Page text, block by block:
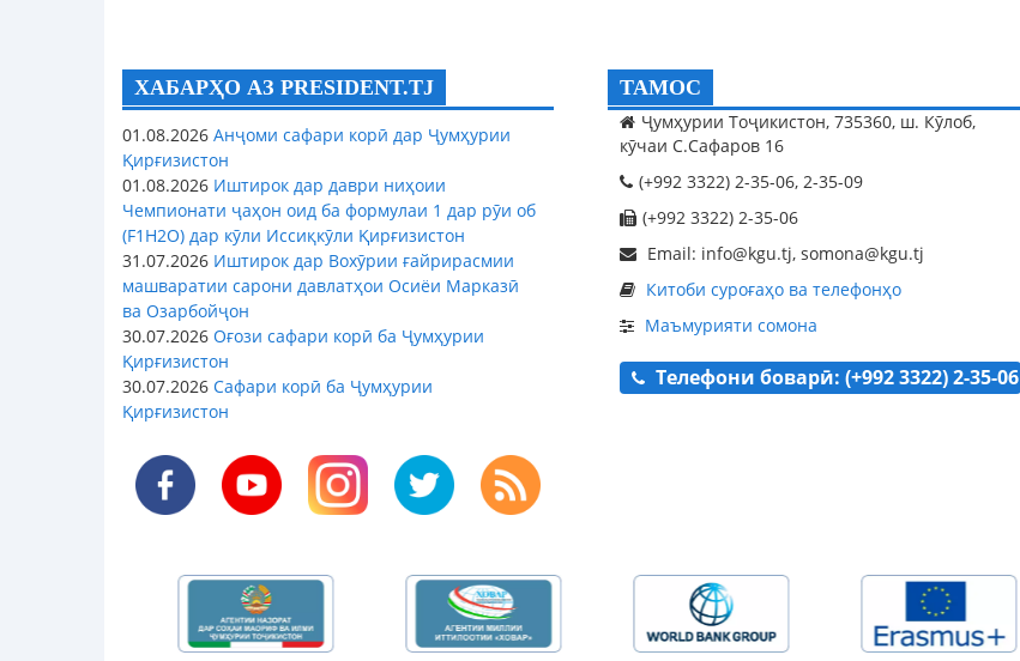
ХАБАРҲО АЗ PRESIDENT.TJ
01.08.2026 Анҷоми сафари корӣ дар Ҷумҳурии
Қирғизистон
01.08.2026 Иштирок дар даври ниҳоии
Чемпионати ҷаҳон оид ба формулаи 1 дар рӯи об
(F1H2O) дар кӯли Иссиқкӯли Қирғизистон
31.07.2026 Иштирок дар Вохӯрии ғайрирасмии
машваратии сарони давлатҳои Осиёи Марказӣ
ва Озарбойҷон
30.07.2026 Оғози сафари корӣ ба Ҷумҳурии
Қирғизистон
30.07.2026 Сафари корӣ ба Ҷумҳурии
Қирғизистон
ТАМОС
Ҷумҳурии Тоҷикистон, 735360, ш. Кӯлоб,
кӯчаи С.Сафаров 16
(+992 3322) 2-35-06, 2-35-09
(+992 3322) 2-35-06
Email: info@kgu.tj, somona@kgu.tj
Китоби суроғаҳо ва телефонҳо
Маъмурияти сомона
Телефони боварӣ: (+992 3322) 2-35-06